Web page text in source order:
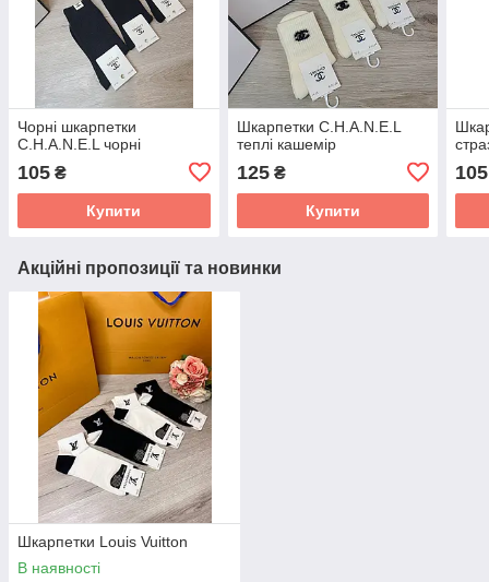
Чорні шкарпетки
C.H.A.N.E.L чорні
105 ₴
Купити
Шкарпетки C.H.A.N.E.L
теплі кашемір
125₴
Купити
105
Акційні пропозиції та новинки
Шкарпетки Louis Vuitton
В наявності